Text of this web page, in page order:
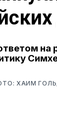
на
ХАИМ